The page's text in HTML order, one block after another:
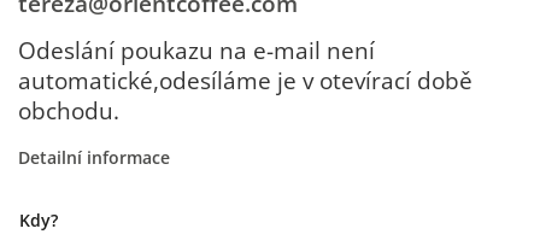
Odeslání poukazu na e-mail není
automatické,odesíláme je v otevírací době
obchodu.
Detailní informace
Kdy?